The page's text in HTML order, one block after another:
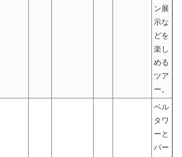
ン展
示な
どを
楽し
める
ツア
ー。
ベル
タワ
ーと
パー